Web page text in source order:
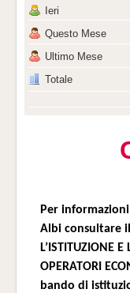
Ieri
Questo Mese
Ultimo Mese
Totale
Per
Albi consultare il
L’ISTITUZIONE
OPERATORI
bando di